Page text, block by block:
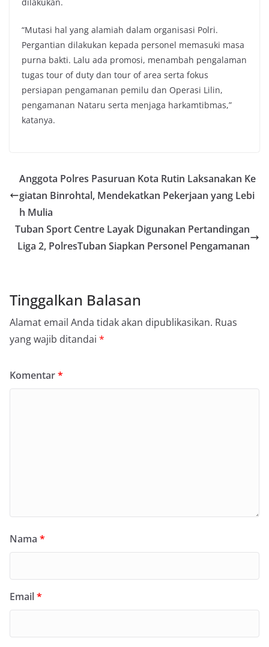
dilakukan.
“Mutasi hal yang alamiah dalam organisasi Polri.
Pergantian dilakukan kepada personel memasuki masa
purna bakti. Lalu ada promosi, menambah pengalaman
tugas tour of duty dan tour of area serta fokus
persiapan pengamanan pemilu dan Operasi Lilin,
pengamanan Nataru serta menjaga harkamtibmas,”
katanya.
Anggota Polres Pasuruan Kota Rutin Laksanakan Ke
giatan Binrohtal, Mendekatkan Pekerjaan yang Lebi
h Mulia
Tuban Sport Centre Layak Digunakan Pertandingan
Liga 2, PolresTuban Siapkan Personel Pengamanan
Tinggalkan Balasan
Alamat email Anda tidak akan dipublikasikan. Ruas
yang wajib ditandai *
Komentar*
Nama *
Email*